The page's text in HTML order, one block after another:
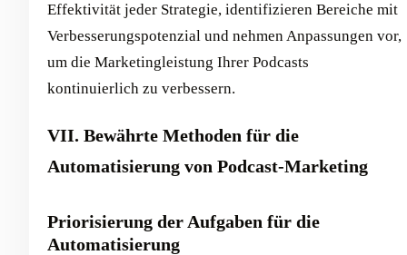
Effektivität jeder Strategie, identifizieren Bereiche mit
Verbesserungspotenzial und nehmen Anpassungen vor,
um die Marketingleistung Ihrer Podcasts
kontinuierlich zu verbessern.
VII. Bewährte Methoden für die
Automatisierung von Podcast-Marketing
Priorisierung der Aufgaben für die
Automatisierung